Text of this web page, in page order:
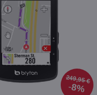
249,95 €
8%